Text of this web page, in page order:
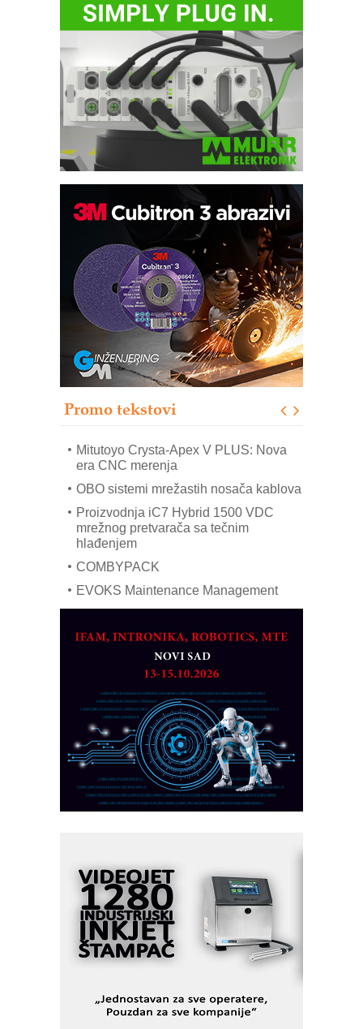
Promo tekstovi
Automatizacija pakovanja · Display
(Shelf-Ready) omotnice
Potpuna efikasnost bez složenih
sistema
Trajna oznaka kao dugoročna korist
Bezbednost na prvom mestu!
IB BLUMENAUER - više od 40 godina
poverenja u industriji
Art Utopia Studio – vizuelne priče
Mitutoyo Crysta-Apex V PLUS: Nova
era CNC merenja
OBO sistemi mrežastih nosača kablova
Proizvodnja iC7 Hybrid 1500 VDC
mrežnog pretvarača sa tečnim
hlađenjem
COMBYPACK
EVOKS Maintenance Management
na viši nivo
Detekcija različitih oblika
MAREX - Lim i mašine za savremena
rešenja
Marcom-plast d.o.o.- vaš pouzdan
partner
CTO - Prilagodite svoju toplinsku
obradu!
Razvoj asortimanskog pravca MINI-
PLC AKYTEC
MOTOMAN – NEXT-Robotika vođena
veštačkom inteligencijom
I.SAFE MOBILE revolucioniše
industrijsku automatizaciju
pionirskimmobile operator PANEL-OM
Fleksibilno stezanje i brzo
KIP KOP – napredna rešenja za
savremene industrijske i logističke